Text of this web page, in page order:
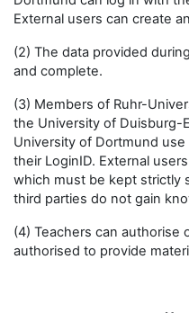
External users can create
(2) The data provided
and complete.
(3) Members of Ruhr-
the University of Duisburg-
University of Dortmund
their LoginID. External
which must be kept strictly
third parties do not gain
(4) Teachers can authorise
authorised to provide